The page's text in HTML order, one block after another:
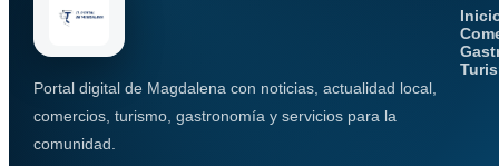
Portal digital de Magdalena con noticias, actualidad local,
comercios, turismo, gastronomía y servicios para la
comunidad.